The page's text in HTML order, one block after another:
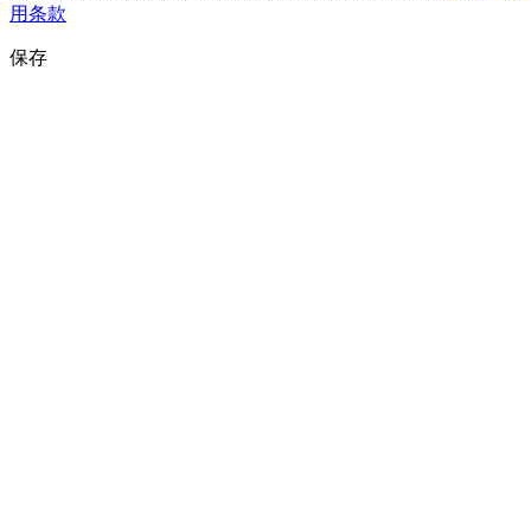
用条款
保存